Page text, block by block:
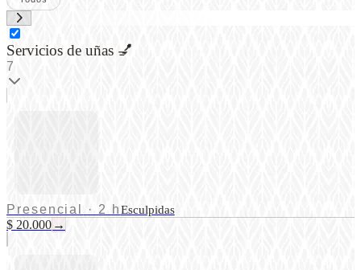
Servicios de uñas 💅
7
Presencial · 2 hEsculpidas
$ 20.000 →